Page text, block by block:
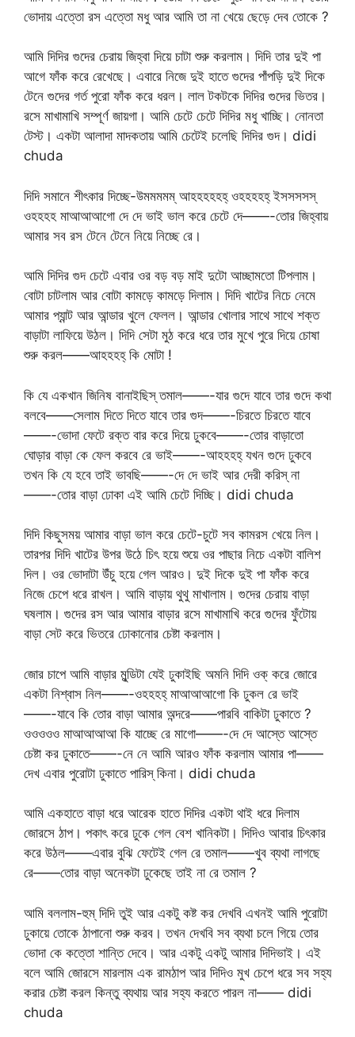
ভোদায় এত্তো রস এত্তো মধু আর আমি তা না খেয়ে ছেড়ে দেব তোকে ?
আমি দিদির গুদের চেরায় জিহ্বা দিয়ে চাটা শুরু করলাম। দিদি তার দুই পা
আগে ফাঁক করে রেখেছে। এবারে নিজে দুই হাতে গুদের পাঁপড়ি দুই দিকে
টেনে গুদের গর্ত পুরো ফাঁক করে ধরল। লাল টকটকে দিদির গুদের ভিতর।
রসে মাখামাখি সম্পূর্ণ জায়গা। আমি চেটে চেটে দিদির মধু খাচ্ছি। নোনতা
টেস্ট। একটা আলাদা মাদকতায় আমি চেটেই চলেছি দিদির গুদ। didi
chuda
দিদি সমানে শীৎকার দিচ্ছে-উমমমমম্ আহহহহহহ্ ওহহহহহ্ ইসসসসস্
ওহহহহ মাআআআগো দে দে ভাই ভাল করে চেটে দে——-তোর জিহ্বায়
আমার সব রস টেনে টেনে নিয়ে নিচ্ছে রে।
আমি দিদির গুদ চেটে এবার ওর বড় বড় মাই দুটো আচ্ছামতো টিপলাম।
বোটা চাটলাম আর বোটা কামড়ে কামড়ে দিলাম। দিদি খাটের নিচে নেমে
আমার প্যান্ট আর আন্ডার খুলে ফেলল। আন্ডার খোলার সাথে সাথে শক্ত
বাড়াটা লাফিয়ে উঠল। দিদি সেটা মুঠ করে ধরে তার মুখে পুরে দিয়ে চোষা
শুরু করল——আহহহহ্ কি মোটা !
কি যে একখান জিনিষ বানাইছিস্ তমাল——-যার গুদে যাবে তার গুদে কথা
বলবে——সেলাম দিতে দিতে যাবে তার গুদ——-চিরতে চিরতে যাবে
——-ভোদা ফেটে রক্ত বার করে দিয়ে ঢুকবে——-তোর বাড়াতো
ঘোড়ার বাড়া কে ফেল করবে রে ভাই——-আহহহহ্ যখন গুদে ঢুকবে
তখন কি যে হবে তাই ভাবছি——-দে দে ভাই আর দেরী করিস্ না
——-তোর বাড়া ঢোকা এই আমি চেটে দিচ্ছি। didi chuda
দিদি কিছুসময় আমার বাড়া ভাল করে চেটে-চুটে সব কামরস খেয়ে নিল।
তারপর দিদি খাটের উপর উঠে চিৎ হয়ে শুয়ে ওর পাছার নিচে একটা বালিশ
দিল। ওর ভোদাটা উঁচু হয়ে গেল আরও। দুই দিকে দুই পা ফাঁক করে
নিজে চেপে ধরে রাখল। আমি বাড়ায় থুথু মাখালাম। গুদের চেরায় বাড়া
ঘষলাম। গুদের রস আর আমার বাড়ার রসে মাখামাখি করে গুদের ফুঁটোয়
বাড়া সেট করে ভিতরে ঢোকানোর চেষ্টা করলাম।
জোর চাপে আমি বাড়ার মুন্ডিটা যেই ঢুকাইছি অমনি দিদি ওক্ করে জোরে
একটা নিশ্বাস নিল——-ওহহহহ্ মাআআআগো কি ঢুকল রে ভাই
——-যাবে কি তোর বাড়া আমার অন্দরে——পারবি বাকিটা ঢুকাতে ?
ওওওওও মাআআআআ কি যাচ্ছে রে মাগো——-দে দে আস্তে আস্তে
চেষ্টা কর ঢুকাতে——-নে নে আমি আরও ফাঁক করলাম আমার পা——
দেখ এবার পুরোটা ঢুকাতে পারিস্ কিনা। didi chuda
আমি একহাতে বাড়া ধরে আরেক হাতে দিদির একটা থাই ধরে দিলাম
জোরসে ঠাপ। পকাৎ করে ঢুকে গেল বেশ খানিকটা। দিদিও আবার চিৎকার
করে উঠল——এবার বুঝি ফেটেই গেল রে তমাল——খুব ব্যথা লাগছে
রে——তোর বাড়া অনেকটা ঢুকেছে তাই না রে তমাল ?
আমি বললাম-হুম্ দিদি তুই আর একটু কষ্ট কর দেখবি এখনই আমি পুরোটা
ঢুকায়ে তোকে ঠাপানো শুরু করব। তখন দেখবি সব ব্যথা চলে গিয়ে তোর
ভোদা কে কত্তো শান্তি দেবে। আর একটু একটু আমার দিদিভাই। এই
বলে আমি জোরসে মারলাম এক রামঠাপ আর দিদিও মুখ চেপে ধরে সব সহ্য
করার চেষ্টা করল কিন্তু ব্যথায় আর সহ্য করতে পারল না—— didi
chuda